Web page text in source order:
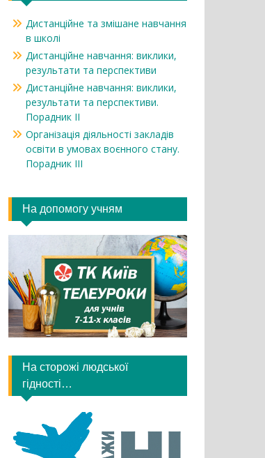
Дистанційне та змішане навчання
в школі
Дистанційне навчання: виклики,
результати та перспективи
Дистанційне навчання: виклики,
результати та перспективи.
Порадник ІІ
Організація діяльності закладів
освіти в умовах воєнного стану.
Порадник ІІІ
На допомогу учням
На сторожі людської
гідності…